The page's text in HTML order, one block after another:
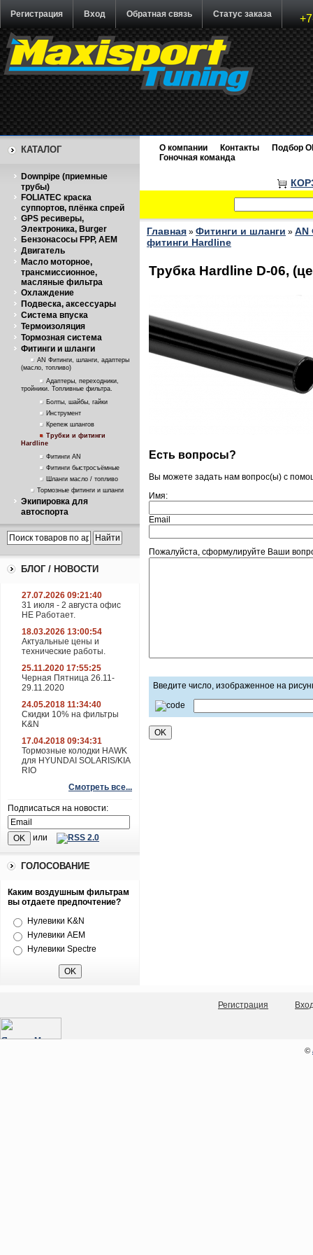
Регистрация Вход Обратная связь Статус заказа
КАТАЛОГ
Downpipe (приемные
трубы)
FOLIATEC краска
суппортов, плёнка спрей
GPS ресиверы,
Электроника, Burger
Бензонасосы FPP, AEM
Двигатель
Масло моторное,
трансмиссионное,
масляные фильтра
Охлаждение
Подвеска, аксессуары
Система впуска
Термоизоляция
Тормозная система
Фитинги и шланги
AN Фитинги, шланги, адаптеры
(масло, топливо)
Адаптеры, переходники,
тройники. Топливные фильтра.
Болты, шайбы, гайки
Инструмент
Крепеж шлангов
Трубки и фитинги
Hardline
Фитинги AN
Фитинги быстросъёмные
Шланги масло / топливо
Тормозные фитинги и шланги
Экипировка для
автоспорта
БЛОГ / НОВОСТИ
27.07.2026 09:21:40
31 июля - 2 августа офис
НЕ Работает.
18.03.2026 13:00:54
Актуальные цены и
технические работы.
25.11.2020 17:55:25
Черная Пятница 26.11-
29.11.2020
24.05.2018 11:34:40
Скидки 10% на фильтры
K&N
17.04.2018 09:34:31
Тормозные колодки HAWK
для HYUNDAI SOLARIS/KIA
RIO
Смотреть все...
Подписаться на новости:
или
ГОЛОСОВАНИЕ
Каким воздушным фильтрам
вы отдаете предпочтение?
Нулевики K&N
Нулевики AEM
Нулевики Spectre
О компании Контакты
Подбор
Гоночная команда
Главная » Фитинги и шланги » AN
фитинги Hardline
Трубка Hardline D-06,
Есть вопросы?
Вы можете задать нам вопрос(ы) с
Имя:
Email
Пожалуйста, сформулируйте Ваши
Введите число, изображенное на
Регистрация
©